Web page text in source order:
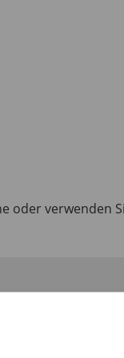
oder verwenden